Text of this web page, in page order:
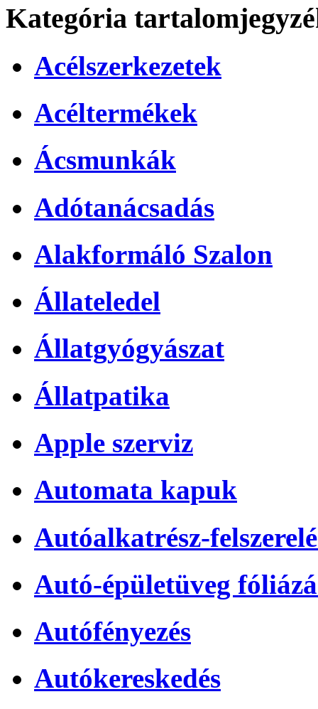
Kategória
Acélszerkezetek
Acéltermékek
Ácsmunkák
Adótanácsadás
Alakformáló Szalon
Állateledel
Állatgyógyászat
Állatpatika
Apple szerviz
Automata kapuk
Autóalkatrész-
Autó-épületüveg
Autófényezés
Autókereskedés